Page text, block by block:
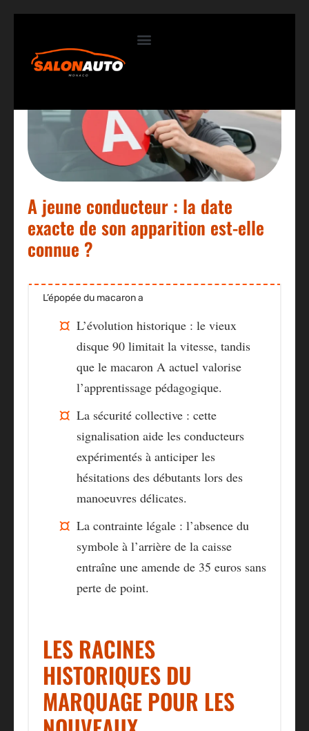
A jeune conducteur : la date
exacte de son apparition est-elle
connue ?
L’épopée du macaron a
L’évolution historique : le vieux
disque 90 limitait la vitesse, tandis
que le macaron A actuel valorise
l’apprentissage pédagogique.
La sécurité collective : cette
signalisation aide les conducteurs
expérimentés à anticiper les
hésitations des débutants lors des
manoeuvres délicates.
La contrainte légale : l’absence du
symbole à l’arrière de la caisse
entraîne une amende de 35 euros sans
perte de point.
LES RACINES
HISTORIQUES DU
MARQUAGE POUR LES